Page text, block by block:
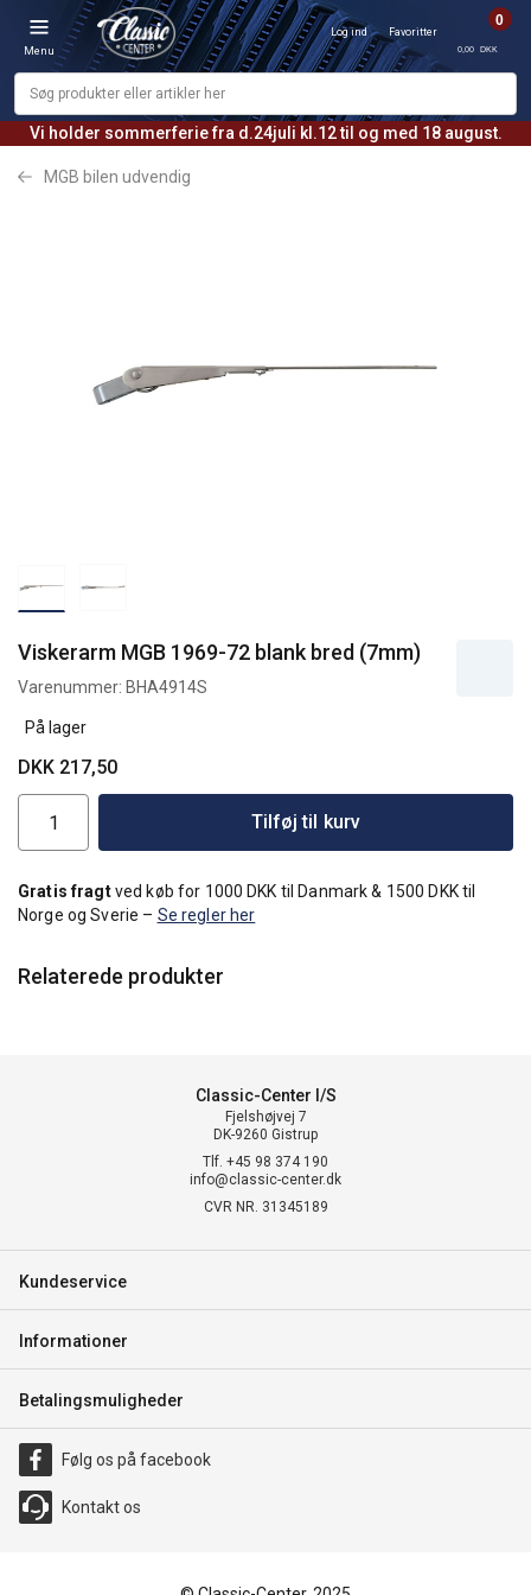
Vi holder sommerferie fra d.24juli kl.12 til og med 18 august.
Menu
Log ind Favoritter
0
0,00 DKK
MGB bilen udvendig
Viskerarm MGB 1969-72 blank bred (7mm)
Varenummer: BHA4914S
På lager
DKK 217,50
Tilføj til kurv
Gratis fragtved køb for 1000 DKK til Danmark & 1500 DKK til
Norge og Sverie – Se regler her
Relaterede produkter
Classic-Center I/S
Fjelshøjvej 7
DK-9260 Gistrup
Tlf. +45 98 374 190
info@classic-center.dk
CVR NR. 31345189
Kundeservice
Informationer
Betalingsmuligheder
Følg os på facebook
Kontakt os